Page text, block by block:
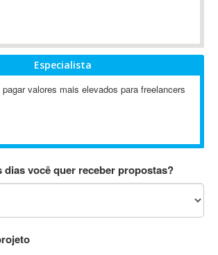
Especialista
valores mais elevados para freelancers
dias você quer receber propostas?